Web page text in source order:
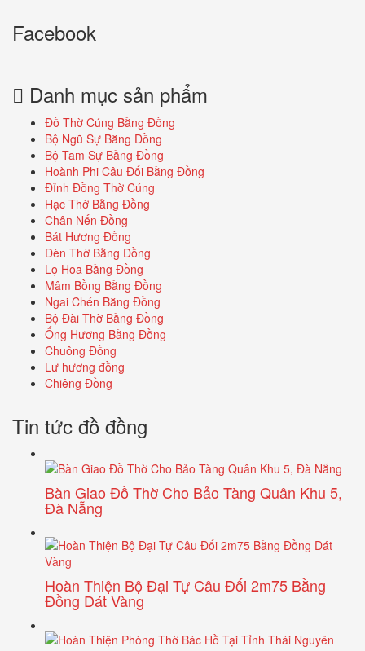
Facebook
Danh mục sản phẩm
Đồ Thờ Cúng Bằng Đồng
Bộ Ngũ Sự Bằng Đồng
Bộ Tam Sự Bằng Đồng
Hoành Phi Câu Đối Bằng Đồng
Đỉnh Đồng Thờ Cúng
Hạc Thờ Bằng Đồng
Chân Nến Đồng
Bát Hương Đồng
Đèn Thờ Bằng Đồng
Lọ Hoa Bằng Đồng
Mâm Bồng Bằng Đồng
Ngai Chén Bằng Đồng
Bộ Đài Thờ Bằng Đồng
Ống Hương Bằng Đồng
Chuông Đồng
Lư hương đồng
Chiêng Đồng
Tin tức đồ đồng
Bàn Giao Đồ Thờ Cho Bảo Tàng Quân Khu 5,
Đà Nẵng
Hoàn Thiện Bộ Đại Tự Câu Đối 2m75 Bằng
Đồng Dát Vàng